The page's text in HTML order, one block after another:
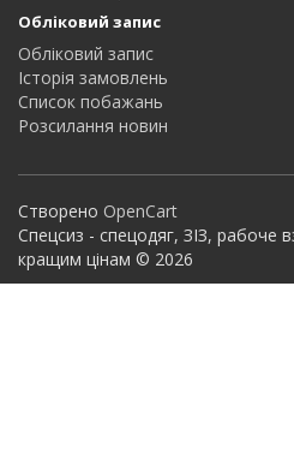
Обліковий запис
Обліковий запис
Історія замовлень
Список побажань
Розсилання новин
Створено OpenCart
Спецсиз - спецодяг, ЗІЗ, рабоче
кращим цінам © 2026